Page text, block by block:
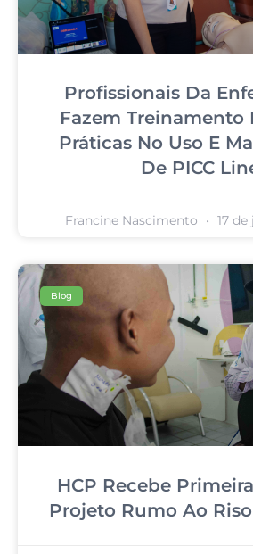
Profissionais Da
Fazem Treinamento
Práticas No Uso E
De PICC
Francine Nascimento 17
Blog
HCP Recebe
Projeto Rumo Ao